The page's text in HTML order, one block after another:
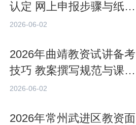
认定 网上申报步骤与纸质
材料归档
2026-06-02
2026年曲靖教资试讲备考
技巧 教案撰写规范与课堂
临场应变
2026-06-02
2026年常州武进区教资面